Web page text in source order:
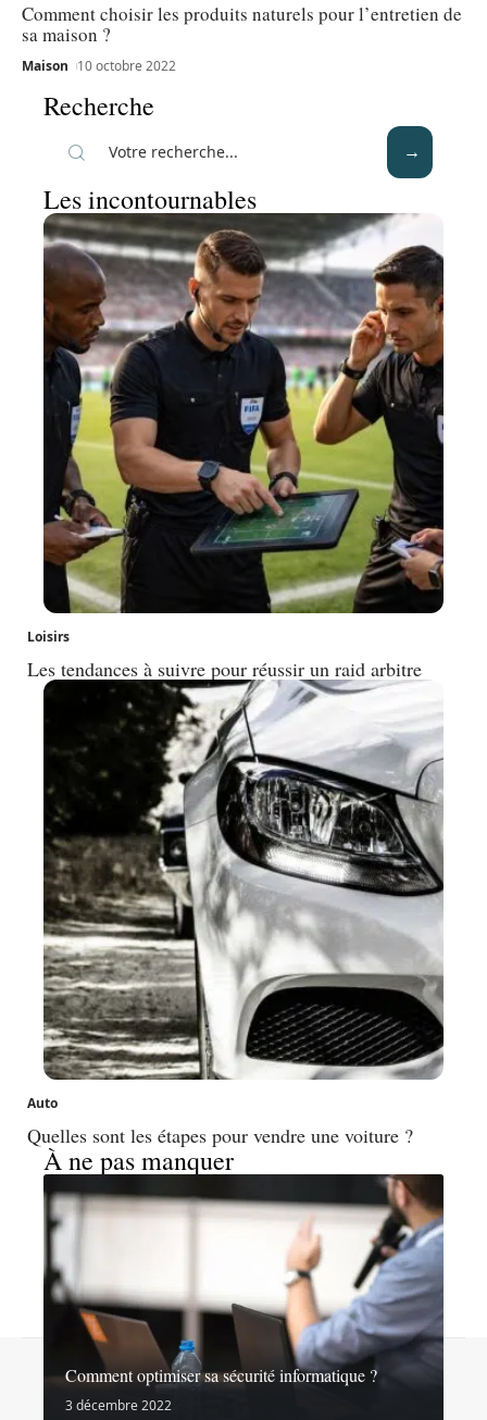
Comment choisir les produits naturels pour l’entretien de
sa maison ?
Maison 10 octobre 2022
Recherche
Les incontournables
Loisirs
Les tendances à suivre pour réussir un raid arbitre
Auto
Quelles sont les étapes pour vendre une voiture ?
À ne pas manquer
Comment optimiser sa sécurité informatique ?
3 décembre 2022© 2026 | noslibertes.org
Mentions légales Sitemap